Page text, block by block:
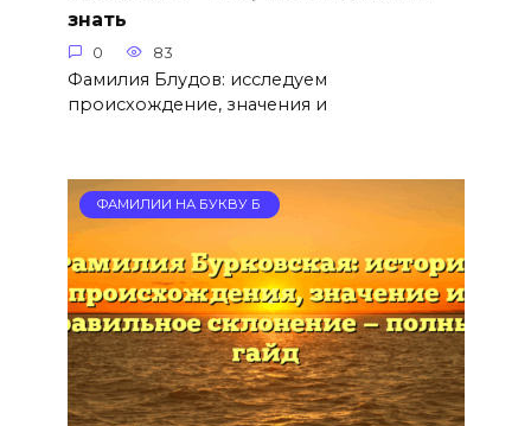
знать
0 83
Фамилия Блудов: исследуем
происхождение, значения и
ФАМИЛИИ НА БУКВУ Б